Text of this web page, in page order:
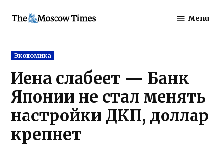
Moscow
Menu
Posted
in
Экономика
Иена слабеет — Банк
Японии не стал менять
настройки ДКП, доллар
крепнет